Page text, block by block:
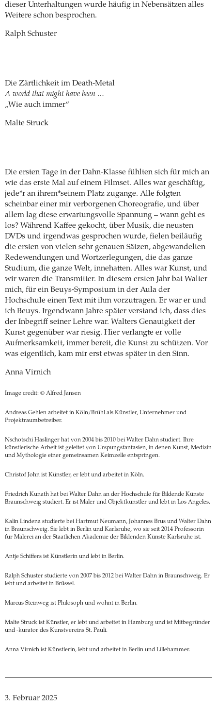
dieser Unterhaltungen wurde häufig in Nebensätzen alles
Weitere schon besprochen.
Ralph Schuster
Die Zärtlichkeit im Death-Metal
A world that might have been …
„Wie auch immer“
Malte Struck
Die ersten Tage in der Dahn-Klasse fühlten sich für mich an
wie das erste Mal auf einem Filmset. Alles war geschäftig,
jede*r an ihrem*seinem Platz zugange. Alle folgten
scheinbar einer mir verborgenen Choreografie, und über
allem lag diese erwartungsvolle Spannung – wann geht es
los? Während Kaffee gekocht, über Musik, die neusten
DVDs und irgendwas gesprochen wurde, fielen beiläufig
die ersten von vielen sehr genauen Sätzen, abgewandelten
Redewendungen und Wortzerlegungen, die das ganze
Studium, die ganze Welt, innehatten. Alles war Kunst, und
wir waren die Transmitter. In diesem ersten Jahr bat Walter
mich, für ein Beuys-Symposium in der Aula der
Hochschule einen Text mit ihm vorzutragen. Er war er und
ich Beuys. Irgendwann Jahre später verstand ich, dass dies
der Inbegriff seiner Lehre war. Walters Genauigkeit der
Kunst gegenüber war riesig. Hier verlangte er volle
Aufmerksamkeit, immer bereit, die Kunst zu schützen. Vor
was eigentlich, kam mir erst etwas später in den Sinn.
Anna Virnich
Image credit: © Alfred Jansen
Andreas Gehlen arbeitet in Köln/Brühl als Künstler, Unternehmer und
Projektraumbetreiber.
Nschotschi Haslinger hat von 2004 bis 2010 bei Walter Dahn studiert. Ihre
künstlerische Arbeit ist geleitet von Urspungsfantasien, in denen Kunst, Medizin
und Mythologie einer gemeinsamen Keimzelle entspringen.
Christof John ist Künstler, er lebt und arbeitet in Köln.
Friedrich Kunath hat bei Walter Dahn an der Hochschule für Bildende Künste
Braunschweig studiert. Er ist Maler und Objektkünstler und lebt in Los Angeles.
Kalin Lindena studierte bei Hartmut Neumann, Johannes Brus und Walter Dahn
in Braunschweig. Sie lebt in Berlin und Karlsruhe, wo sie seit 2014 Professorin
für Malerei an der Staatlichen Akademie der Bildenden Künste Karlsruhe ist.
Antje Schiffers ist Künstlerin und lebt in Berlin.
Ralph Schuster studierte von 2007 bis 2012 bei Walter Dahn in Braunschweig. Er
lebt und arbeitet in Brüssel.
Marcus Steinweg ist Philosoph und wohnt in Berlin.
Malte Struck ist Künstler, er lebt und arbeitet in Hamburg und ist Mitbegründer
und -kurator des Kunstvereins St. Pauli.
Anna Virnich ist Künstlerin, lebt und arbeitet in Berlin und Lillehammer.
3. Februar 2025